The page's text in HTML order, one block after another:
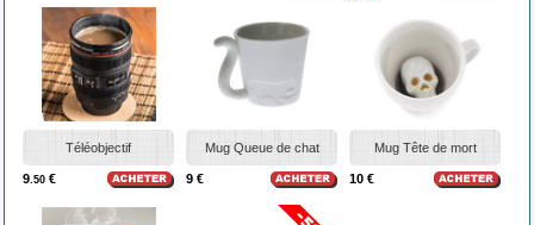
Téléobjectif
9.50 €
Mug Queue de chat
9 €
Mug Tête de mort
10 €